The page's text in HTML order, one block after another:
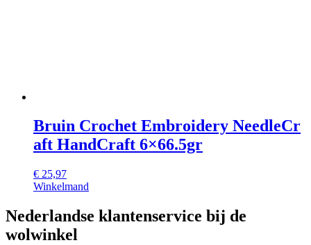
Bruin Crochet Embroidery NeedleCr
aft HandCraft 6×66.5gr
€ 25,97
Winkelmand
Nederlandse klantenservice bij de
wolwinkel